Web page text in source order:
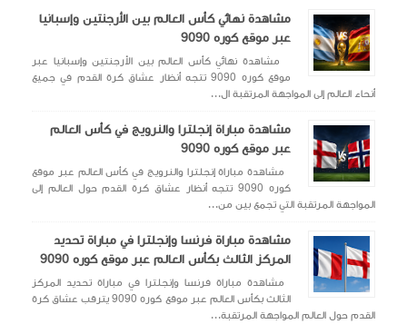
مشاهدة نهائي كأس العالم بين الأرجنتين وإسبانيا
عبر موقع كوره 9090
مشاهدة نهائي كأس العالم بين الأرجنتين وإسبانيا عبر
موقع كوره 9090 تتجه أنظار عشاق كرة القدم في جميع
أنحاء العالم إلى المواجهة المرتقبة ال...
مشاهدة مباراة إنجلترا والنرويج في كأس العالم
عبر موقع كوره 9090
مشاهدة مباراة إنجلترا والنرويج في كأس العالم عبر موقع
كوره 9090 تتجه أنظار عشاق كرة القدم حول العالم إلى
المواجهة المرتقبة التي تجمع بين من...
مشاهدة مباراة فرنسا وإنجلترا في مباراة تحديد
المركز الثالث بكأس العالم عبر موقع كوره 9090
مشاهدة مباراة فرنسا وإنجلترا في مباراة تحديد المركز
الثالث بكأس العالم عبر موقع كوره 9090 يترقب عشاق كرة
القدم حول العالم المواجهة المرتقبة...